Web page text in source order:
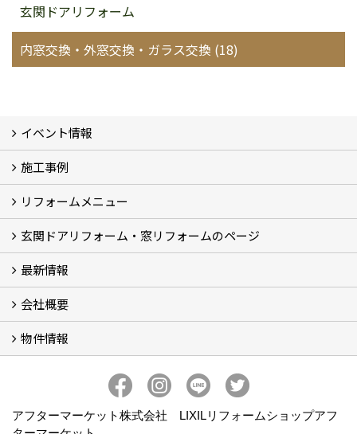
玄関ドアリフォーム
内窓交換・外窓交換・ガラス交換 (18)
イベント情報
イベント予告
イベント報告
施工事例
フォトギャラリー
BeforeAfter (29)
お客様の声
リフォームメニュー
リフォームの流れ
窓リフォーム (3)
玄関ドアリフォーム (2)
キッチンリフォーム (4)
浴室リフォーム (3)
トイレリフォーム (5)
洗面リフォーム (2)
マンションリフォーム (3)
収納リフォーム
カーポート工事
風除室工事
ウッドデッキ・タイルデッキ工事
エクステリア工事 (2)
内装リフォーム
雨樋設置・修繕
外壁張替・塗装 (2)
エアコン取付工事
玄関ドアリフォーム・窓リフォームのページ
玄関ドアリフォーム
内窓交換・外窓交換・ガラス交換 (18)
最新情報
補助金情報
各種キャンペーン (2)
会社概要
会社概要
コンセプト
アクセス
スタッフ紹介
スタッフブログ
プライバシーポリシー
アフターメンテナンス
お客様サポート
事業紹介
物件情報
アフターマーケット株式会社 LIXILリフォームショップアフ